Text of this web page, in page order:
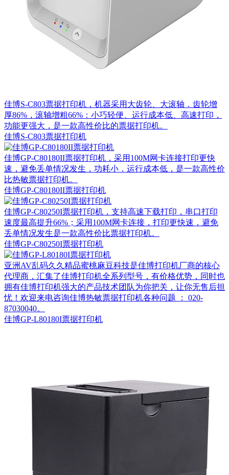
佳博S-C803票据打印机，机器采用大齿轮、大滚轴．齿轮增
厚86%，滚轴增粗66%​：小巧轻便、运行成本低、高速打印，
功能更强大，是一款高性价比的票据打印机。
佳博S-C803票据打印机
佳博GP-C80180II票据打印机，采用100M网卡连接打印更快
速，避免丢单情况发生，功耗小．运行成本低，是一款高性价
比热敏票据打印机。
佳博GP-C80180II票据打印机
佳博GP-C80250I票据打印机，支持高速下载打印，串口打印
速度最高提升66%；采用100M网卡连接，打印更快速，避免
丢单情况发生是一款高性价比票据打印机。
佳博GP-C80250I票据打印机
亚洲AV乱码久久精品蜜桃麻豆科技是佳博打印机厂商的核心
代理商，汇集了佳博打印机全系列型号，有价格优势，同时也
拥有佳博打印机强大的产品技术团队为你把关，让你无售后担
忧！欢迎来电咨询佳博热敏票据打印机各种问题 ： 020-
87030040。
佳博GP-L80180I票据打印机